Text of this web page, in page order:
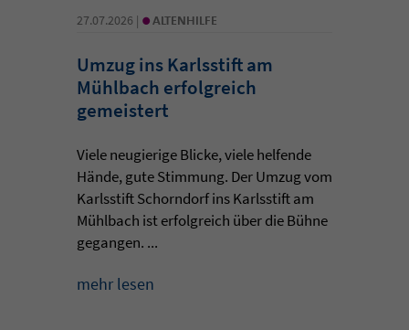
27.07.2026 | • ALTENHILFE
Umzug ins Karlsstift am
Mühlbach erfolgreich
gemeistert
Viele neugierige Blicke, viele helfende
Hände, gute Stimmung. Der Umzug vom
Karlsstift Schorndorf ins Karlsstift am
Mühlbach ist erfolgreich über die Bühne
gegangen. ...
mehr lesen